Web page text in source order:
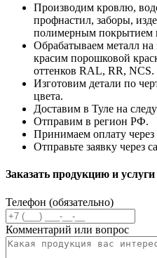
Производим кровлю,
профнастил, заборы,
полимерным покрытием
Обрабатываем металл на
красим порошковой
оттенков RAL, RR, NCS.
Изготовим детали по
цвета.
Доставим в Туле на
Отправим в регион РФ.
Принимаем оплату
Отправьте заявку через
Заказать продукцию и услуги
Телефон (обязательно)
Комментарий или вопрос